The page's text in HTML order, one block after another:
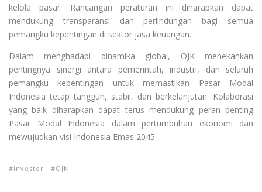
kelola pasar. Rancangan peraturan ini diharapkan dapat
mendukung transparansi dan perlindungan bagi semua
pemangku kepentingan di sektor jasa keuangan.
Dalam menghadapi dinamika global, OJK menekankan
pentingnya sinergi antara pemerintah, industri, dan seluruh
pemangku kepentingan untuk memastikan Pasar Modal
Indonesia tetap tangguh, stabil, dan berkelanjutan. Kolaborasi
yang baik diharapkan dapat terus mendukung peran penting
Pasar Modal Indonesia dalam pertumbuhan ekonomi dan
mewujudkan visi Indonesia Emas 2045.
investor OJK